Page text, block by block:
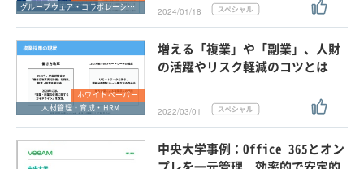
グループウェア・コラボレーション
2024/01/18
ホワイトペーパー
人材管理・育成・HRM
増える「複業」や「副業」、人財
の活躍やリスク軽減のコツとは
2022/03/01
中央大学事例：Office 365とオン